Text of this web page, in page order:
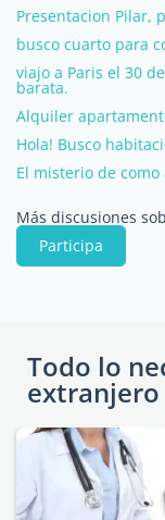
Presentacion Pilar,
busco cuarto para
viajo a Paris el 30
barata.
Alquiler
Hola! Busco
El misterio de
Más discusiones
Participa
Todo lo
extranjero